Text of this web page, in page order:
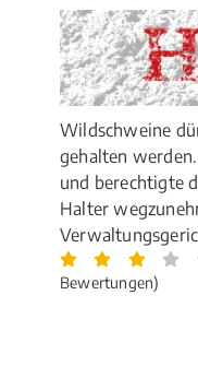
Wildschweine
gehalten
und berechtigte
Halter
Bewertungen)